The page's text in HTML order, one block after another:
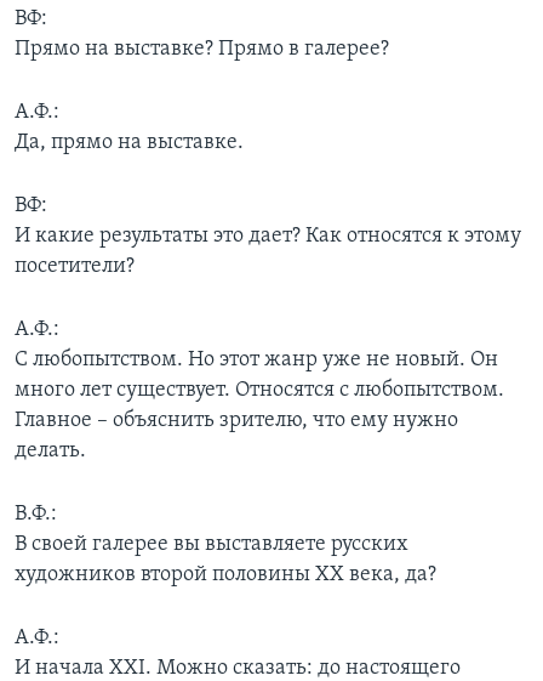
ВФ:
Прямо на выставке? Прямо в галерее?
А.Ф.:
Да, прямо на выставке.
ВФ:
И какие результаты это дает? Как относятся к этому
посетители?
А.Ф.:
С любопытством. Но этот жанр уже не новый. Он
много лет существует. Относятся с любопытством.
Главное – объяснить зрителю, что ему нужно
делать.
В.Ф.:
В своей галерее вы выставляете русских
художников второй половины XX века, да?
А.Ф.:
И начала XXI. Можно сказать: до настоящего